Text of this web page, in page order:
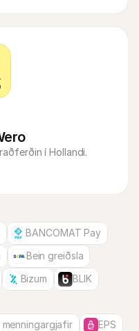
í Hollandi.
BANCOMAT Pay
Bein greiðsla
Bizum
BLIK
EPS